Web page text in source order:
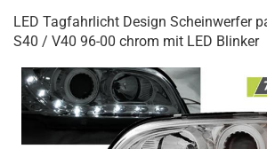
LED Tagfahrlicht Design Scheinwerfer
S40 / V40 96-00 chrom mit LED Blinker